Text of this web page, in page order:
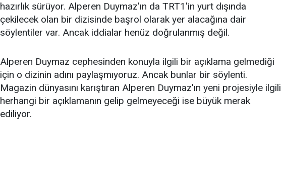
hazırlık sürüyor. Alperen Duymaz'ın da TRT1'in yurt dışında
çekilecek olan bir dizisinde başrol olarak yer alacağına dair
söylentiler var. Ancak iddialar henüz doğrulanmış değil.
Alperen Duymaz cephesinden konuyla ilgili bir açıklama gelmediği
için o dizinin adını paylaşmıyoruz. Ancak bunlar bir söylenti.
Magazin dünyasını karıştıran Alperen Duymaz'ın yeni projesiyle ilgili
herhangi bir açıklamanın gelip gelmeyeceği ise büyük merak
ediliyor.